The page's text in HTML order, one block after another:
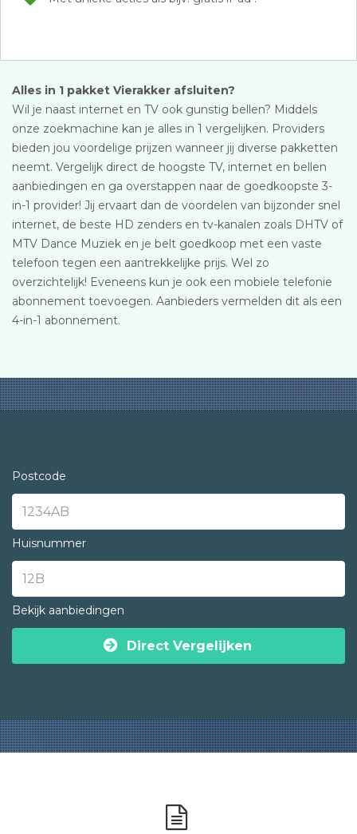
Alles in 1 pakket Vierakker afsluiten?
Wil je naast internet en TV ook gunstig bellen? Middels
onze zoekmachine kan je alles in 1 vergelijken. Providers
bieden jou voordelige prijzen wanneer jij diverse pakketten
neemt. Vergelijk direct de hoogste TV, internet en bellen
aanbiedingen en ga overstappen naar de goedkoopste 3-
in-1 provider! Jij ervaart dan de voordelen van bijzonder snel
internet, de beste HD zenders en tv-kanalen zoals DHTV of
MTV Dance Muziek en je belt goedkoop met een vaste
telefoon tegen een aantrekkelijke prijs. Wel zo
overzichtelijk! Eveneens kun je ook een mobiele telefonie
abonnement toevoegen. Aanbieders vermelden dit als een
4-in-1 abonnement.
Postcode
Huisnummer
Bekijk aanbiedingen
Direct Vergelijken